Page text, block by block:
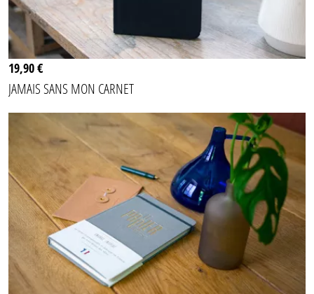
19,90 €
JAMAIS SANS MON CARNET